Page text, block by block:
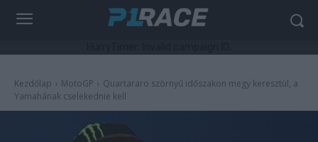
Kezdőlap MotoGP
Quartararo szörnyű időszakon megy keresztül, a
Yamahának cselekednie kell